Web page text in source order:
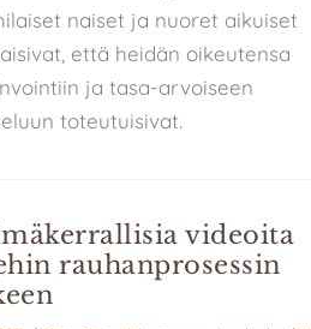
naiset ja nuoret aikuiset
että heidän oikeutensa
ja tasa-arvoiseen
toteutuisivat.
videoita
rauhanprosessin